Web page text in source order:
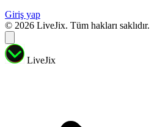
Giriş yap
© 2026 LiveJix. Tüm hakları saklıdır.
LiveJix